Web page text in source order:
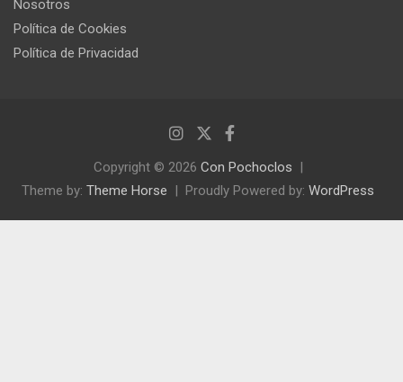
Nosotros
Política de Cookies
Política de Privacidad
Copyright © 2026 Con Pochoclos
Theme by: Theme Horse Proudly Powered by: WordPress